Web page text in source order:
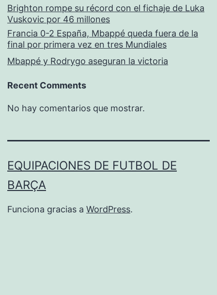
Brighton rompe su récord con el fichaje de Luka
Vuskovic por 46 millones
Francia 0-2 España, Mbappé queda fuera de la
final por primera vez en tres Mundiales
Mbappé y Rodrygo aseguran la victoria
Recent Comments
No hay comentarios que mostrar.
EQUIPACIONES DE FUTBOL DE
BARÇA
Funciona gracias a WordPress.